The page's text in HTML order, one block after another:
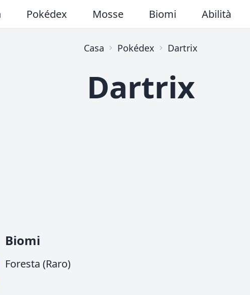
Pokédex Mosse Biomi Abilità
Casa Pokédex Dartrix
Dartrix
Biomi
Foresta (Raro)